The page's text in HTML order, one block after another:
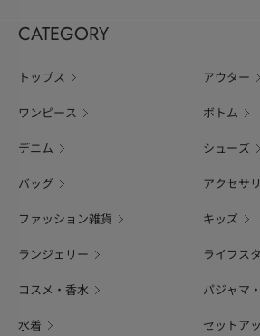
CATEGORY
トップス アウター
ワンピース ボトム
デニム シューズ
バッグ アクセサ
ファッション雑貨 キッズ
ランジェリー ライフス
コスメ・香水 パジャマ
水着 セットア